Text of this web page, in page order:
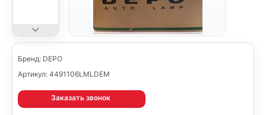
Бренд: DEPO
Артикул: 4491106LMLDEM
Заказать звонок